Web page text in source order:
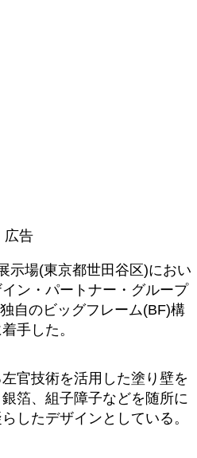
広告
示場(東京都世田谷区)におい
ン・パートナー・グループ
自のビッグフレーム(BF)構
手した。
官技術を活用した塗り壁を
箔、組子障子などを随所に
したデザインとしている。